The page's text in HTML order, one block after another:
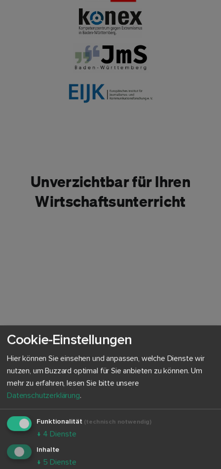
Unverzichtbar für Ihren
Wirtschaftsunterricht
Cookie-Einstellungen
Hier können Sie einsehen und anpassen, welche Dienste wir
nutzen, um Buzzard optimal für Sie anbieten zu können. Um
mehr zu erfahren, lesen Sie bitte unsere
Datenschutzerklärung.
Funktionalität (technisch notwendig)
↓ 4 Dienste
Inhalte
↓ 5 Dienste